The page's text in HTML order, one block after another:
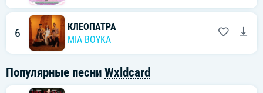
6
КЛЕОПАТРА
MIA BOYKA
Популярные песни Wxldcard